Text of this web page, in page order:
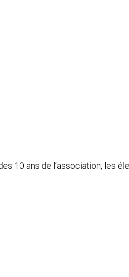
10 ans de l’association, les